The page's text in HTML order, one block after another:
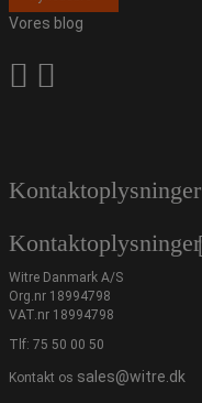
Vores blog
Kontaktoplysninger
Kontaktoplysninger
Witre Danmark A/S
Org.nr 18994798
VAT.nr 18994798
Tlf: 75 50 00 50
Kontakt os sales@witre.dk